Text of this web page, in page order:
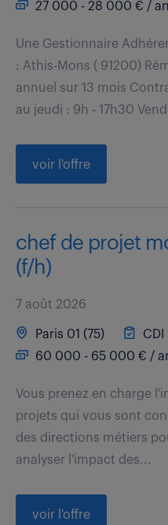
27 000 - 28 000 € / an
Une Gestionnaire
: Athis-Mons ( 91200)
annuel sur 13 mois
au jeudi : 9h - 17h30
voir l'offre
chef de projet
(f/h)
7 août 2026
Paris 01 (75)
CDI
60 000 - 65 000 € /
Vous prenez en charge
projets qui vous sont
des directions métiers
analyser l'impact des...
voir l'offre